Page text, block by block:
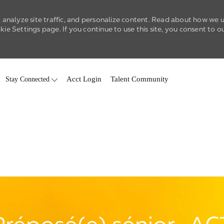
site traffic, and personalize content. Read about how we
Settings page. If you continue to use this site, you consent to
Stay Connected Acct Login Talent Community